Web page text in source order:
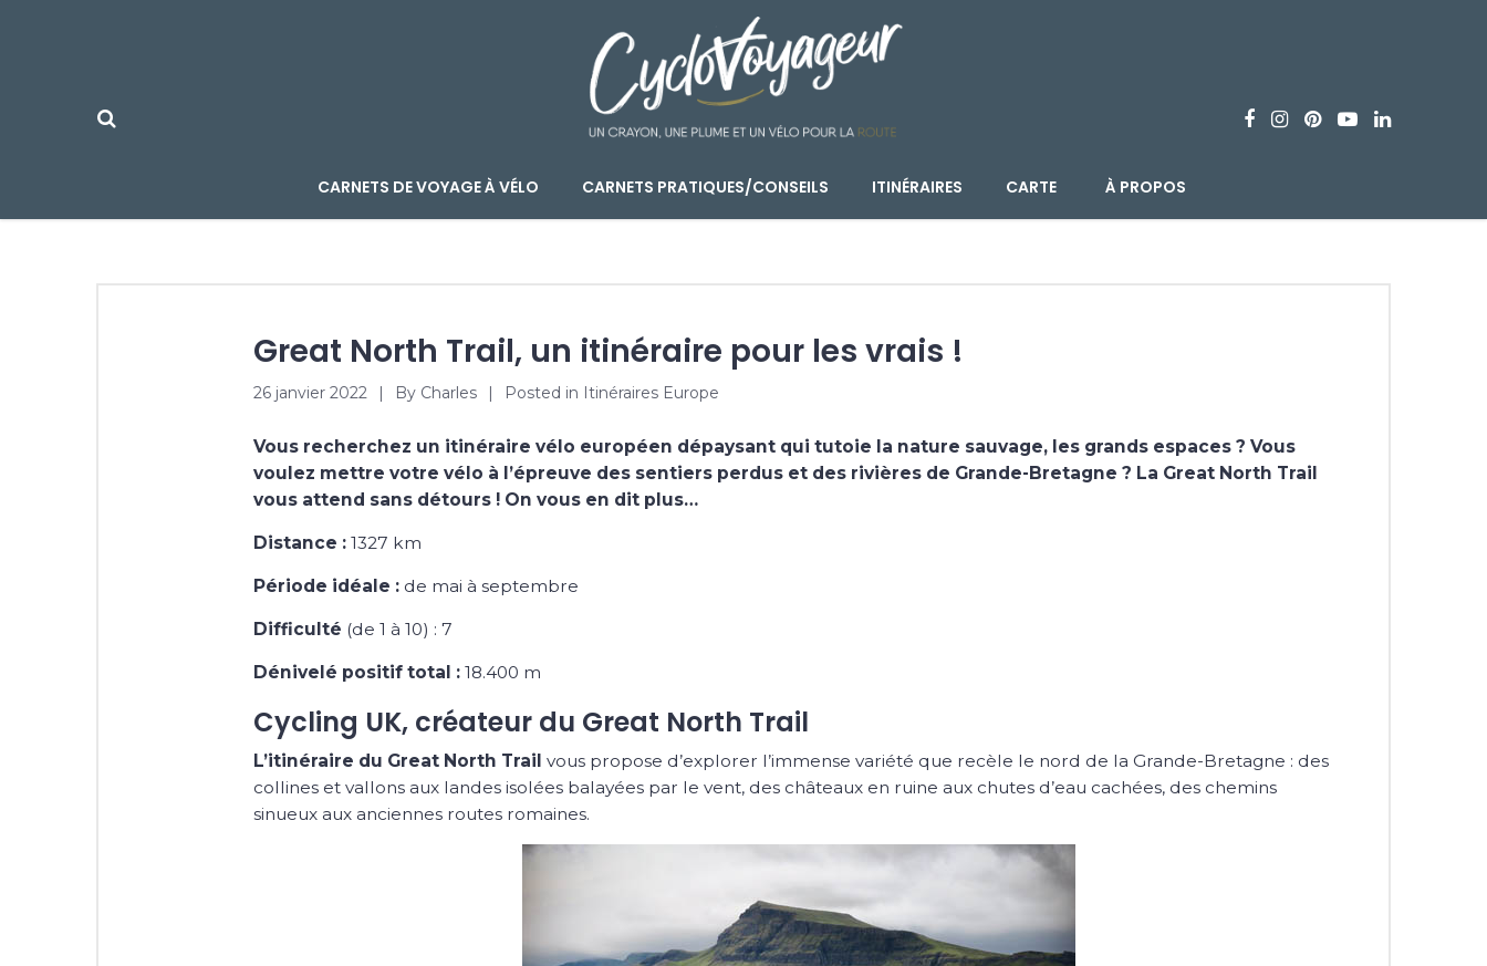
CARNETS DE VOYAGE À VÉLO CARNETS PRATIQUES/CONSEILS ITINÉRAIRES CARTE À PROPOS
Great North Trail, un itinéraire pour les vrais !
26 janvier 2022 By Charles Posted in Itinéraires Europe
Vous recherchez un itinéraire vélo européen dépaysant qui tutoie la nature sauvage, les grands espaces ? Vous
voulez mettre votre vélo à l’épreuve des sentiers perdus et des rivières de Grande-Bretagne ? La Great North Trail
vous attend sans détours ! On vous en dit plus…
Distance : 1327 km
Période idéale : de mai à septembre
Difficulté (de 1 à 10) : 7
Dénivelé positif total : 18.400 m
Cycling UK, créateur du Great North Trail
L’itinéraire du Great North Trail vous propose d’explorer l’immense variété que recèle le nord de la Grande-Bretagne : des
collines et vallons aux landes isolées balayées par le vent, des châteaux en ruine aux chutes d’eau cachées, des chemins
sinueux aux anciennes routes romaines.